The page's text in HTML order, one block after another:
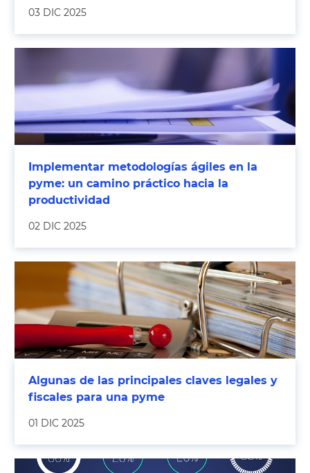
03 DIC 2025
Implementar metodologías ágiles en la
pyme: un camino práctico hacia la
productividad
02 DIC 2025
Algunas de las principales claves legales y
fiscales para una pyme
01 DIC 2025